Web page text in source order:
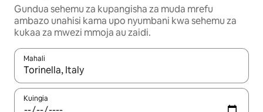
Gundua sehemu za kupangisha za muda mrefu
ambazo unahisi kama upo nyumbani kwa sehemu za
kukaa za mwezi mmoja au zaidi.
Mahali
Wakati matokeo yanapatikana, vinjari kwa kutumia vitufe vya
Kuingia